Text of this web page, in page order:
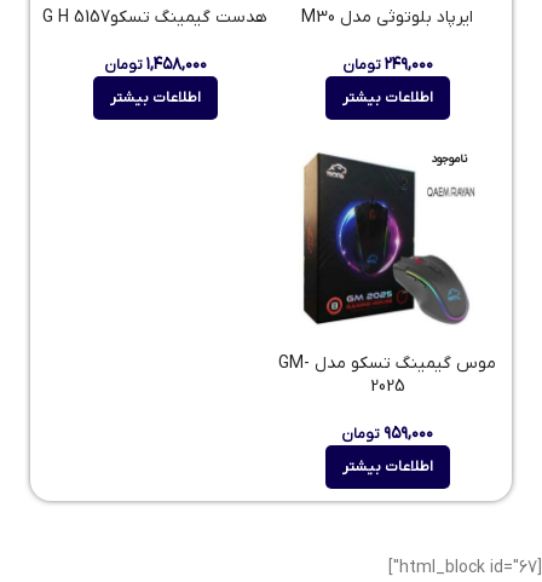
ایرپاد بلوتوثی مدل M30
۲۴۹,۰۰۰ تومان
اطلاعات بیشتر
هدست گیمینگ تسکوG H 5157
۱,۴۵۸,۰۰۰ تومان
اطلاعات بیشتر
ناموجود
موس گیمینگ تسکو مدل GM-
2025
۹۵۹,۰۰۰تومان
اطلاعات بیشتر
[html_block id="67"]